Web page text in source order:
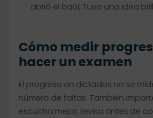
abrió el baúl; Tuvo una idea
Cómo medir
hacer un examen
El progreso en dictados no se
número de faltas. También
escucha mejor, revisa antes de